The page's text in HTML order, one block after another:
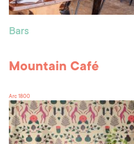
Bars
Mountain Café
Arc 1800